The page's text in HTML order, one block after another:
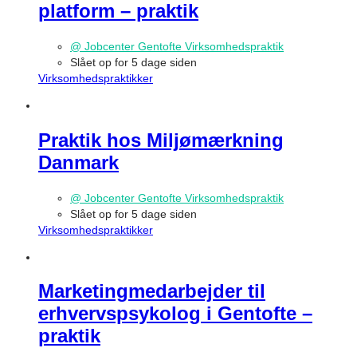
platform – praktik
@ Jobcenter Gentofte Virksomhedspraktik
Slået op for 5 dage siden
Virksomhedspraktikker
Praktik hos Miljømærkning
Danmark
@ Jobcenter Gentofte Virksomhedspraktik
Slået op for 5 dage siden
Virksomhedspraktikker
Marketingmedarbejder til
erhvervspsykolog i Gentofte –
praktik